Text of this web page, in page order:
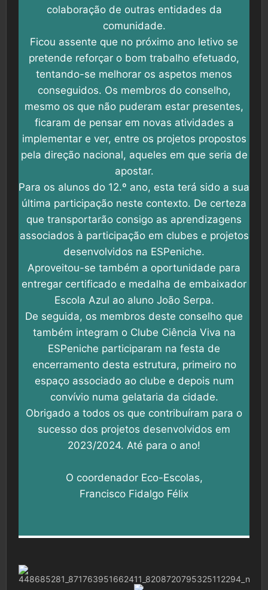
colaboração de outras entidades da
comunidade.
Ficou assente que no próximo ano letivo se
pretende reforçar o bom trabalho efetuado,
tentando-se melhorar os aspetos menos
conseguidos. Os membros do conselho,
mesmo os que não puderam estar presentes,
ficaram de pensar em novas atividades a
implementar e ver, entre os projetos propostos
pela direção nacional, aqueles em que seria de
apostar.
Para os alunos do 12.º ano, esta terá sido a sua
última participação neste contexto. De certeza
que transportarão consigo as aprendizagens
associados à participação em clubes e projetos
desenvolvidos na ESPeniche.
Aproveitou-se também a oportunidade para
entregar certificado e medalha de embaixador
Escola Azul ao aluno João Serpa.
De seguida, os membros deste conselho que
também integram o Clube Ciência Viva na
ESPeniche participaram na festa de
encerramento desta estrutura, primeiro no
espaço associado ao clube e depois num
convívio numa gelataria da cidade.
Obrigado a todos os que contribuíram para o
sucesso dos projetos desenvolvidos em
2023/2024. Até para o ano!
O coordenador Eco-Escolas,
Francisco Fidalgo Félix